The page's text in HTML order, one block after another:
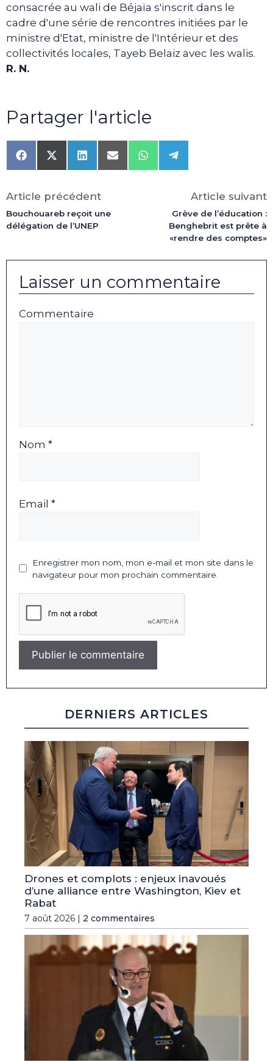
consacrée au wali de Béjaïa s'inscrit dans le
cadre d'une série de rencontres initiées par le
ministre d'Etat, ministre de l'Intérieur et des
collectivités locales, Tayeb Belaiz avec les walis.
R. N.
Partager l'article
Share
on
Share
on
(Twitter)
Share
on
Share
on
Share
on
Share
on
Article précédent
Bouchouareb reçoit une
délégation de l’UNEP
Article suivant
Grève de l’éducation :
Benghebrit est prête à
«rendre des comptes»
Laisser un commentaire
Commentaire
Nom *
Email *
Enregistrer mon nom, mon e-mail et mon site dans le
navigateur pour mon prochain commentaire.
DERNIERS ARTICLES
Drones et complots : enjeux inavoués
d’une alliance entre Washington, Kiev et
Rabat
7 août 2026 | 2 commentaires